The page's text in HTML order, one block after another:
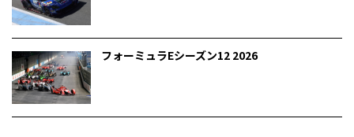
フォーミュラEシーズン12 2026